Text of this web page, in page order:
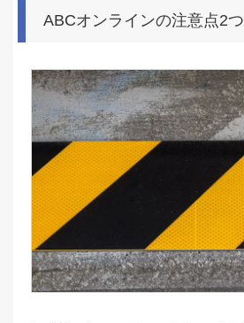
ABCオンラインの注意点2つ